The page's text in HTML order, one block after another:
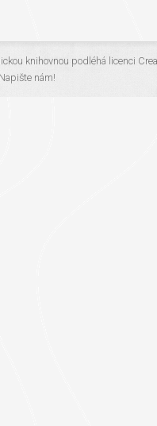
knihovnou podléhá licenci
Napište nám!